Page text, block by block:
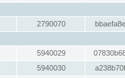
2790070
5940029
5940030